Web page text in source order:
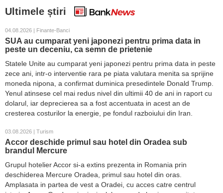
Ultimele știri
04.08.2026 | Finante-Banci
SUA au cumparat yeni japonezi pentru prima data in
peste un deceniu, ca semn de prietenie
Statele Unite au cumparat yeni japonezi pentru prima data in peste
zece ani, intr-o interventie rara pe piata valutara menita sa sprijine
moneda nipona, a confirmat duminica presedintele Donald Trump.
Yenul atinsese cel mai redus nivel din ultimii 40 de ani in raport cu
dolarul, iar deprecierea sa a fost accentuata in acest an de
cresterea costurilor la energie, pe fondul razboiului din Iran.
03.08.2026 | Turism
Accor deschide primul sau hotel din Oradea sub
brandul Mercure
Grupul hotelier Accor si-a extins prezenta in Romania prin
deschiderea Mercure Oradea, primul sau hotel din oras.
Amplasata in partea de vest a Oradei, cu acces catre centrul